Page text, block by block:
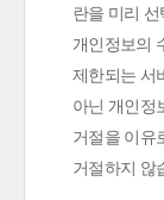
란을 미리
개인정보의
제한되는 서
아닌 개인정
거절을 이유
거절하지 않